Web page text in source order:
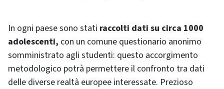
In ogni paese sono stati raccolti dati su circa 1000
adolescenti, con un comune questionario anonimo
somministrato agli studenti: questo accorgimento
metodologico potrà permettere il confronto tra dati
delle diverse realtà europee interessate. Prezioso